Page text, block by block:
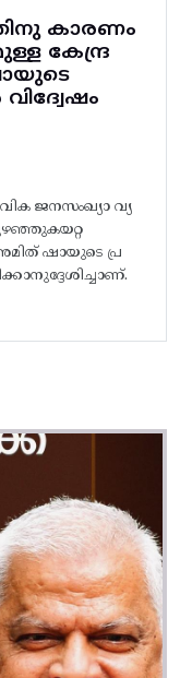
കാരണം
കേന്ദ്ര
ജനസംഖ്യാ വ്യ
ഷായുടെ പ്ര